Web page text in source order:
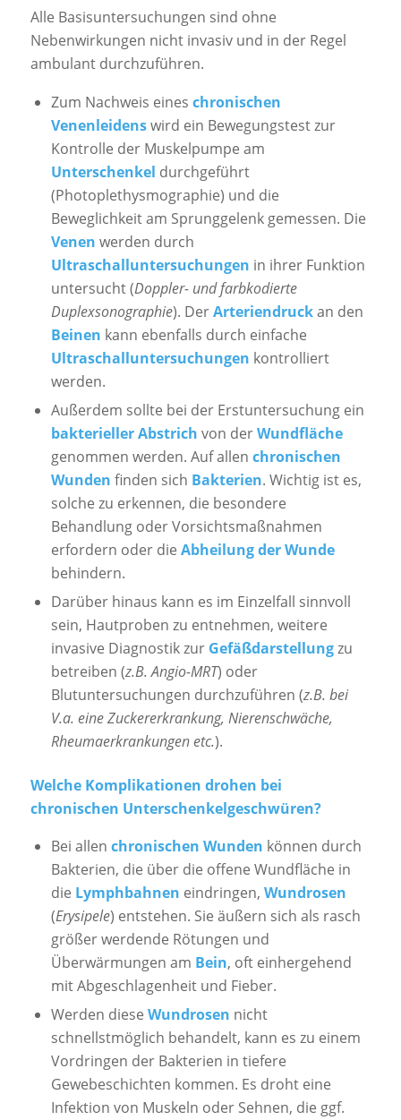
Alle Basisuntersuchungen sind ohne
Nebenwirkungen nicht invasiv und in der Regel
ambulant durchzuführen.
Zum Nachweis eines chronischen
Venenleidenswird ein Bewegungstest zur
Kontrolle der Muskelpumpe am
Unterschenkel durchgeführt
(Photoplethysmographie) und die
Beweglichkeit am Sprunggelenk gemessen. Die
Venen werden durch
Ultraschalluntersuchungen in ihrer Funktion
untersucht (Doppler- und farbkodierte
Duplexsonographie). DerArteriendruckan den
Beinen kann ebenfalls durch einfache
Ultraschalluntersuchungen kontrolliert
werden.
Außerdem sollte bei der Erstuntersuchung ein
bakterieller Abstrich von derWundfläche
genommen werden. Auf allen chronischen
Wunden finden sich Bakterien. Wichtig ist es,
solche zu erkennen, die besondere
Behandlung oder Vorsichtsmaßnahmen
erfordern oder die Abheilung der Wunde
behindern.
Darüber hinaus kann es im Einzelfall sinnvoll
sein, Hautproben zu entnehmen, weitere
invasive Diagnostik zur Gefäßdarstellungzu
betreiben (z.B. Angio-MRT) oder
Blutuntersuchungen durchzuführen (z.B. bei
V.a. eine Zuckererkrankung, Nierenschwäche,
Rheumaerkrankungen etc.).
Welche Komplikationen drohen bei
chronischen Unter­schenkel­geschwüren?
Bei allen chronischen Wunden können durch
Bakterien, die über die offene Wundfläche in
die Lymphbahnen eindringen, Wundrosen
(Erysipele) entstehen. Sie äußern sich als rasch
größer werdende Rötungen und
Überwärmungen am Bein, oft einhergehend
mit Abgeschlagenheit und Fieber.
Werden diese Wundrosen nicht
schnellstmöglich behandelt, kann es zu einem
Vordringen der Bakterien in tiefere
Gewebeschichten kommen. Es droht eine
Infektion von Muskeln oder Sehnen, die ggf.